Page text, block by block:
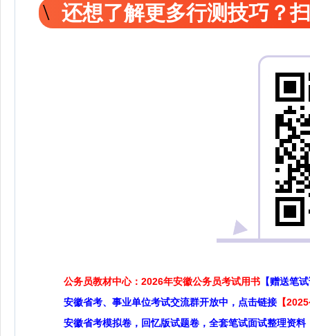
还想了解更多行测技巧？
公务员教材中心：2026年安徽公务员考试用书 【赠送笔
安徽省考、事业单位考试交流群开放中，点击链接 【
安徽省考模拟卷，回忆版试题卷，全套笔试面试整理资料